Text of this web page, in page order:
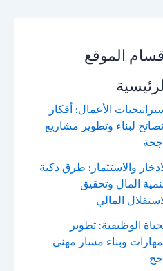
الموقع
الأعمال: أفكار
لبناء وتطوير مشاريع
والاستثمار: طرق ذكية
المال وتحقيق
المالي
الوظيفية: تطوير
وبناء مسار مهني